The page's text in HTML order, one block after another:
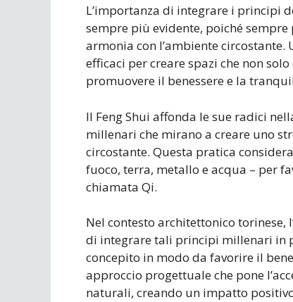
L’importanza di integrare i principi
sempre più evidente, poiché
armonia con l’ambiente circostante.
efficaci per creare spazi che non
promuovere il benessere e la
Il Feng Shui affonda le sue radici
millenari che mirano a creare uno
circostante. Questa pratica
fuoco, terra, metallo e acqua – per
chiamata Qi.
Nel contesto architettonico torinese,
di integrare tali principi millenari in
concepito in modo da favorire il
approccio progettuale che pone
naturali, creando un impatto